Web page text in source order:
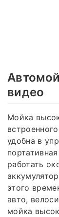
видео
Мойка
удобна в
работать
этого
авто,
мойка